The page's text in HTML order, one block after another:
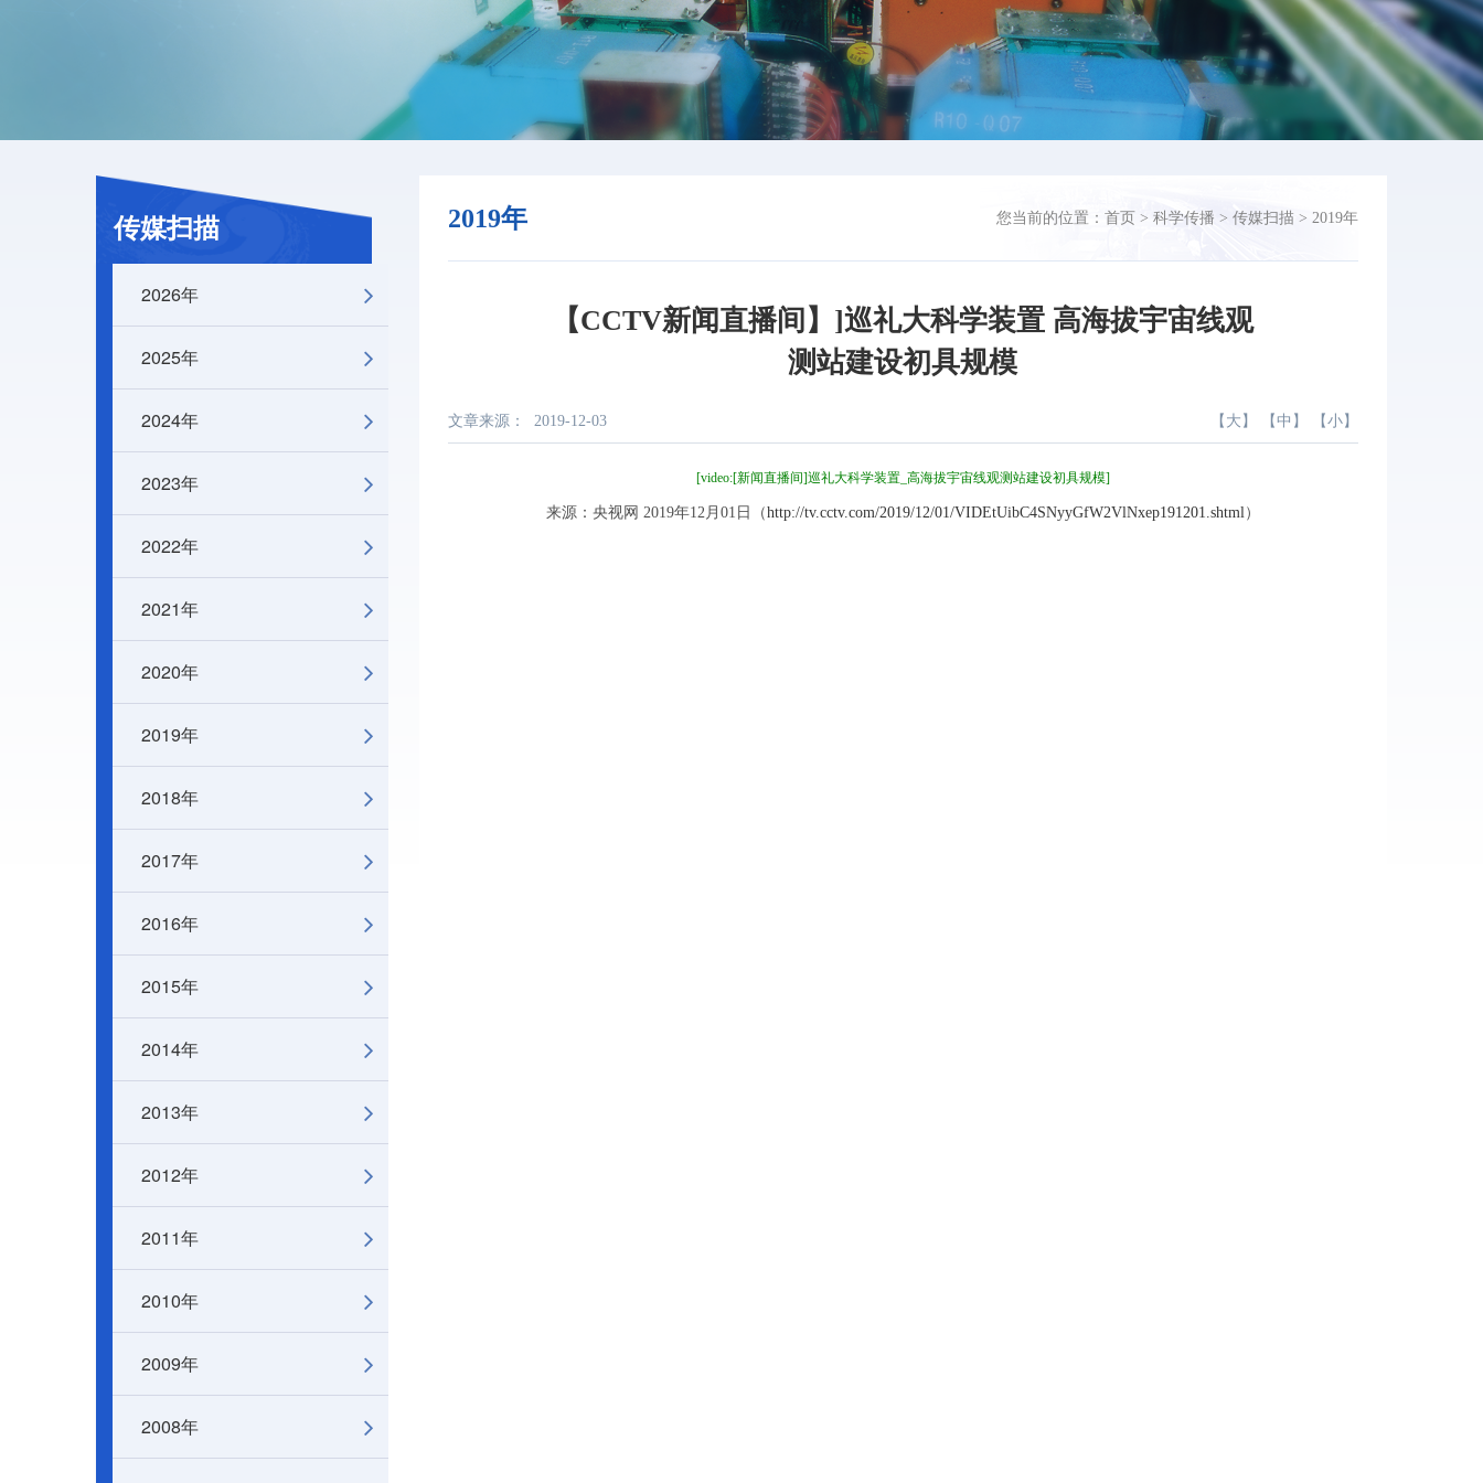
传媒扫描
2026年
2025年
2024年
2023年
2022年
2021年
2020年
2019年
2018年
2017年
2016年
2015年
2014年
2013年
2012年
2011年
2010年
2009年
2008年
2019年 您当前的位置： 首页 > 科学传播 > 传媒扫描 > 2019年
【CCTV新闻直播间】]巡礼大科学装置 高海拔宇宙线观
测站建设初具规模
文章来源： 2019-12-03 【 大 】 【中 】 【小】
[video:[新闻直播间]巡礼大科学装置_高海拔宇宙线观测站建设初具规模]
来源：央视网 2019年12月01日（http://tv.cctv.com/2019/12/01/VIDEtUibC4SNyyGfW2VlNxep191201.shtml ）